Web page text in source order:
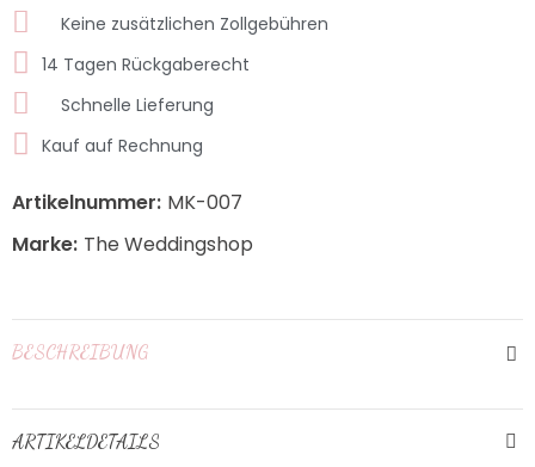
Keine zusätzlichen Zollgebühren
14 Tagen Rückgaberecht
Schnelle Lieferung
Kauf auf Rechnung
Artikelnummer: MK-007
Marke: The Weddingshop
BESCHREIBUNG
ARTIKELDETAILS